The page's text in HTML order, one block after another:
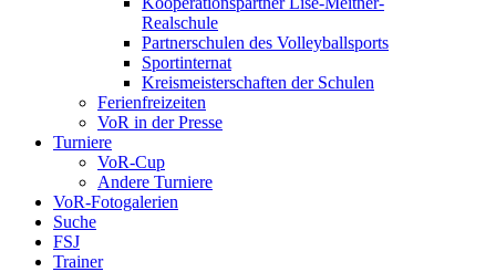
Realschule
Partnerschulen des Volleyballsports
Sportinternat
Kreismeisterschaften der Schulen
Ferienfreizeiten
VoR in der Presse
Turniere
VoR-Cup
Andere Turniere
VoR-Fotogalerien
Suche
FSJ
Trainer